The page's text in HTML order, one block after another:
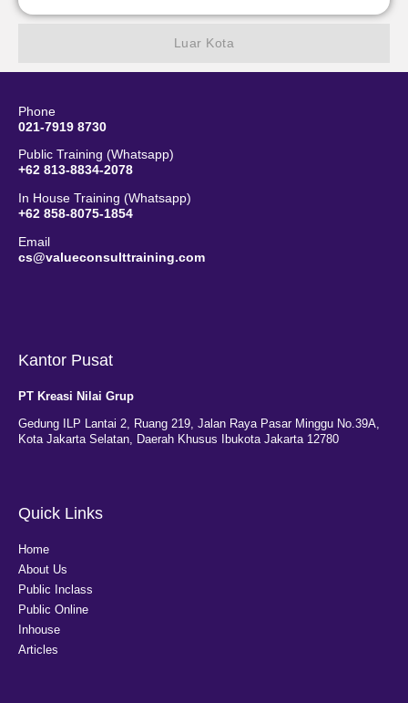
Luar Kota
Phone
021-7919 8730
Public Training (Whatsapp)
+62 813-8834-2078
In House Training (Whatsapp)
+62 858-8075-1854
Email
cs@valueconsulttraining.com
Kantor Pusat
PT Kreasi Nilai Grup
Gedung ILP Lantai 2, Ruang 219, Jalan Raya Pasar Minggu No.39A,
Kota Jakarta Selatan, Daerah Khusus Ibukota Jakarta 12780
Quick Links
Home
About Us
Public Inclass
Public Online
Inhouse
Articles